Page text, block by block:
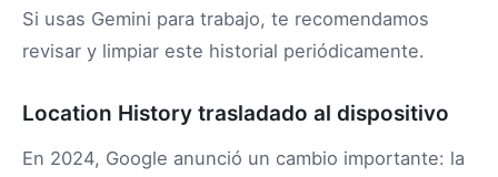
Si usas Gemini para trabajo, te recomendamos
revisar y limpiar este historial periódicamente.
Location History trasladado al dispositivo
En 2024, Google anunció un cambio importante: la